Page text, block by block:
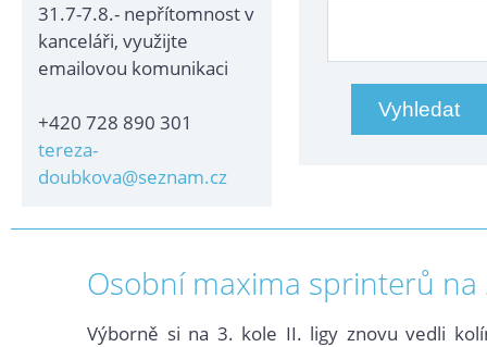
31.7-7.8.- nepřítomnost v
kanceláři, využijte
emailovou komunikaci
+420 728 890 301
tereza-
doubkova@seznam.cz
Osobní maxima sprinterů na
Výborně si na 3. kole II. ligy znovu vedli